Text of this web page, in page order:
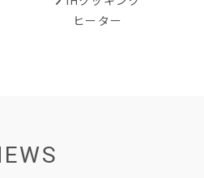
ヒーター